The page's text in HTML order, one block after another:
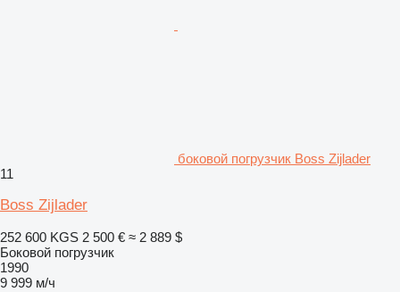
боковой погрузчик Boss Zijlader
11
Boss Zijlader
252 600 KGS 2 500 € ≈ 2 889 $
Боковой погрузчик
1990
9 999 м/ч